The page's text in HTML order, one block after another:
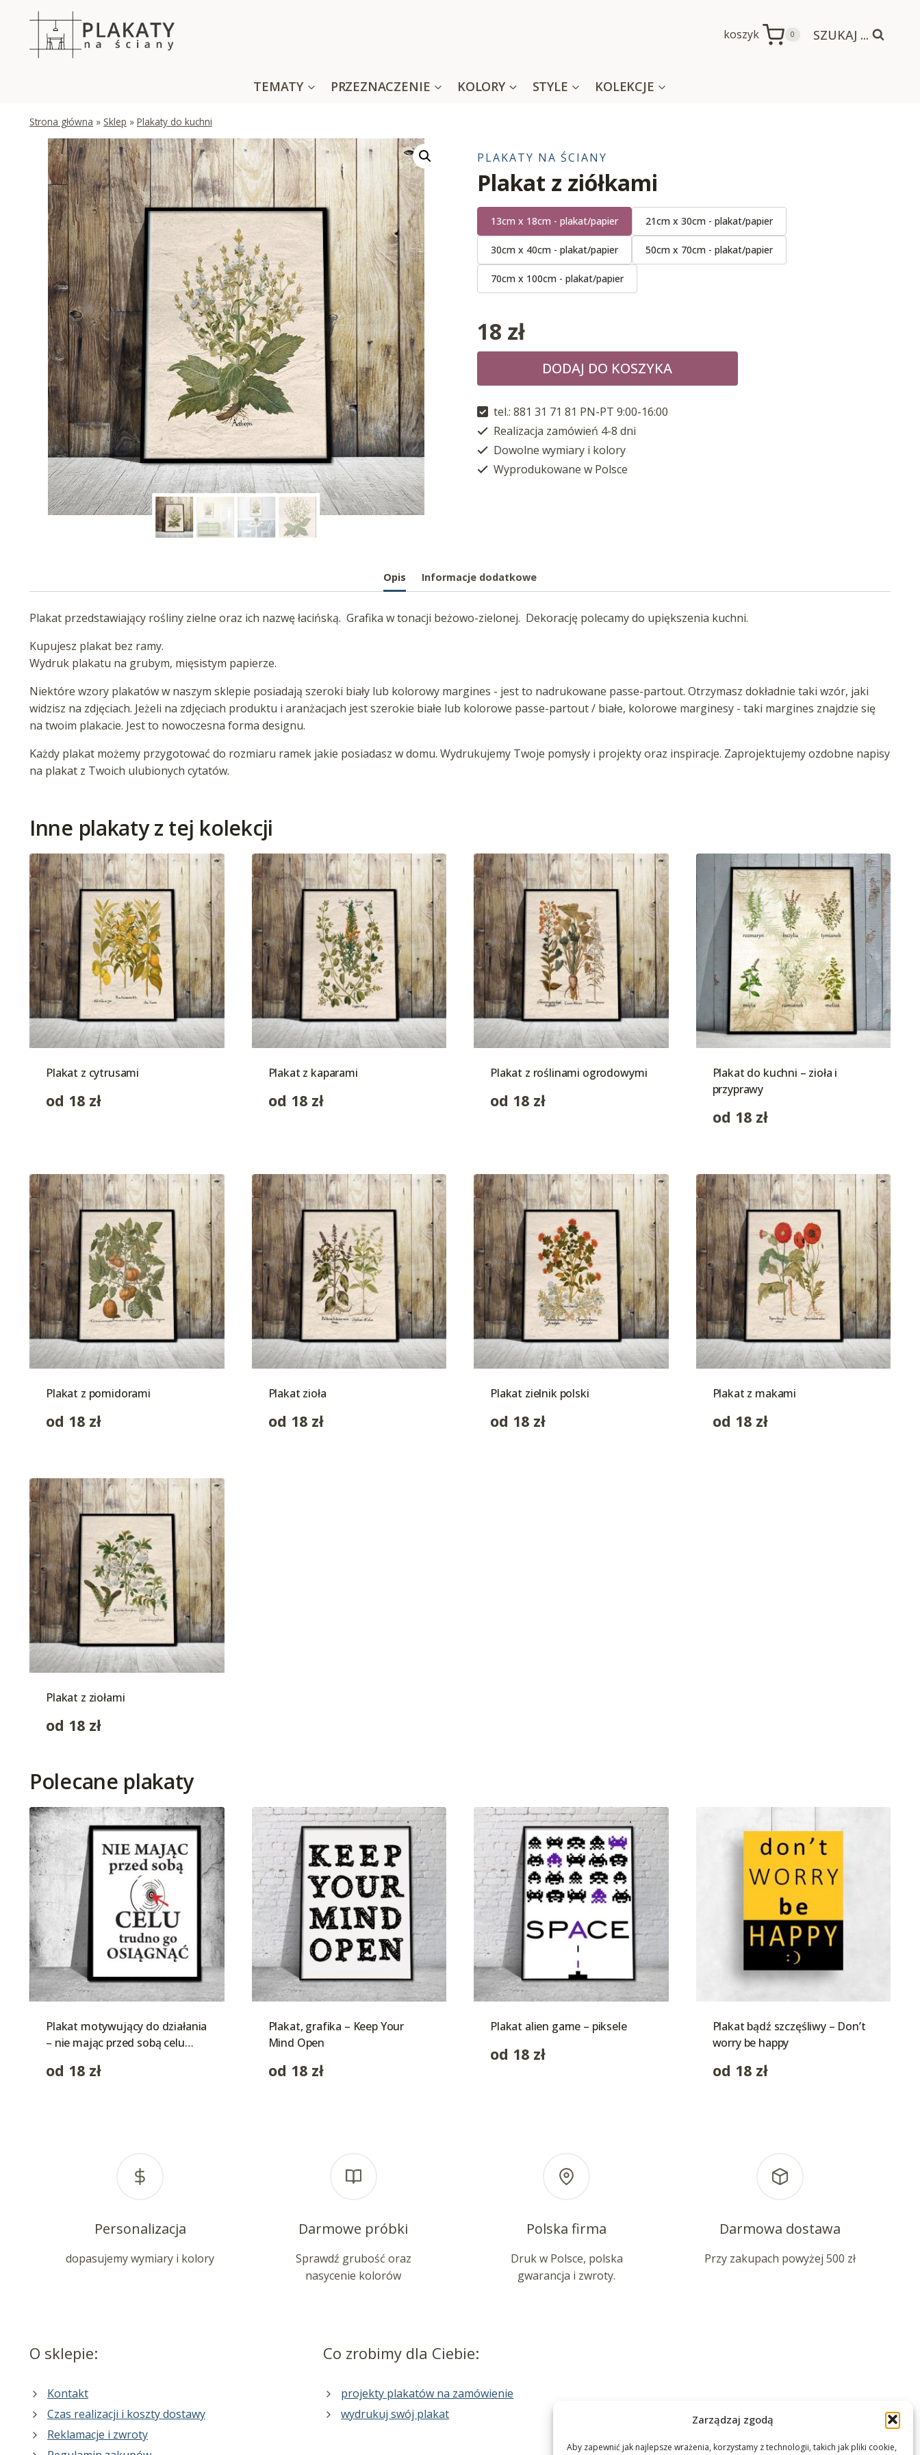
Zarządzaj zgodą
Aby zapewnić jak najlepsze wrażenia, korzystamy z technologii, takich jak pliki cookie,
koszyk 0 SZUKAJ ...
TEMATY PRZEZNACZENIE KOLORY STYLE KOLEKCJE
Strona główna » Sklep » Plakaty do kuchni
PLAKATY NA ŚCIANY
Plakat z ziółkami
13cm x 18cm - plakat/papier 21cm x 30cm - plakat/papier
30cm x 40cm - plakat/papier 50cm x 70cm - plakat/papier
70cm x 100cm - plakat/papier
18 zł
DODAJ DO KOSZYKA
tel.: 881 31 71 81 PN-PT 9:00-16:00
Realizacja zamówień 4-8 dni
Dowolne wymiary i kolory
Wyprodukowane w Polsce
Opis Informacje dodatkowe
Plakat przedstawiający rośliny zielne oraz ich nazwę łacińską. Grafika w tonacji beżowo-zielonej. Dekorację polecamy do upiększenia kuchni.
Kupujesz plakat bez ramy.
Wydruk plakatu na grubym, mięsistym papierze.
Niektóre wzory plakatów w naszym sklepie posiadają szeroki biały lub kolorowy margines - jest to nadrukowane passe-partout. Otrzymasz dokładnie taki wzór, jaki
widzisz na zdjęciach. Jeżeli na zdjęciach produktu i aranżacjach jest szerokie białe lub kolorowe passe-partout / białe, kolorowe marginesy - taki margines znajdzie się
na twoim plakacie. Jest to nowoczesna forma designu.
Każdy plakat możemy przygotować do rozmiaru ramek jakie posiadasz w domu. Wydrukujemy Twoje pomysły i projekty oraz inspiracje. Zaprojektujemy ozdobne napisy
na plakat z Twoich ulubionych cytatów.
Inne plakaty z tej kolekcji
Plakat z cytrusami
od 18 zł
Plakat z kaparami
od 18 zł
Plakat z roślinami ogrodowymi
od 18 zł
Plakat do kuchni – zioła i
przyprawy
od 18 zł
Plakat z pomidorami
od 18 zł
Plakat zioła
od 18 zł
Plakat zielnik polski
od 18 zł
Plakat z makami
od 18 zł
Plakat z ziołami
od 18 zł
Polecane plakaty
Plakat motywujący do działania
– nie mając przed sobą celu…
od 18 zł
Plakat, grafika – Keep Your
Mind Open
od 18 zł
Plakat alien game – piksele
od 18 zł
Plakat bądź szczęśliwy – Don’t
worry be happy
od 18 zł
Personalizacja
dopasujemy wymiary i kolory
Darmowe próbki
Sprawdź grubość oraz
nasycenie kolorów
Polska firma
Druk w Polsce, polska
gwarancja i zwroty.
Darmowa dostawa
Przy zakupach powyżej 500 zł
O sklepie:
Kontakt
Czas realizacji i koszty dostawy
Reklamacje i zwroty
Co zrobimy dla Ciebie:
projekty plakatów na zamówienie
wydrukuj swój plakat